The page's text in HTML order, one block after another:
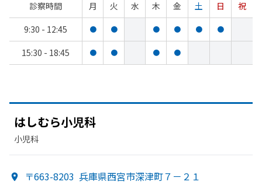
診察時間 月 火 水 木 金 土 日
祝
9:30 - 12:45
● ● ● ● ● ●
15:30 - 18:45 ● ● ● ●
はしむら小児科
小児科
〒663-8203 兵庫県西宮市深津町７－２１